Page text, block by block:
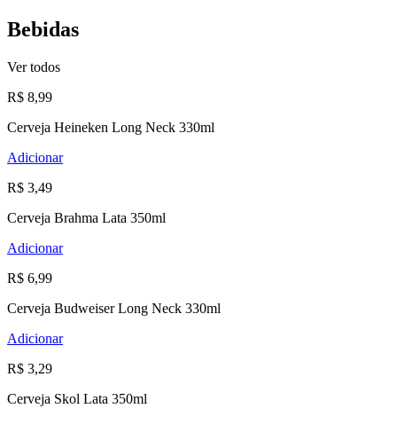
Bebidas
Ver todos
R$ 8,99
Cerveja Heineken Long Neck 330ml
Adicionar
R$ 3,49
Cerveja Brahma Lata 350ml
Adicionar
R$ 6,99
Cerveja Budweiser Long Neck 330ml
Adicionar
R$ 3,29
Cerveja Skol Lata 350ml